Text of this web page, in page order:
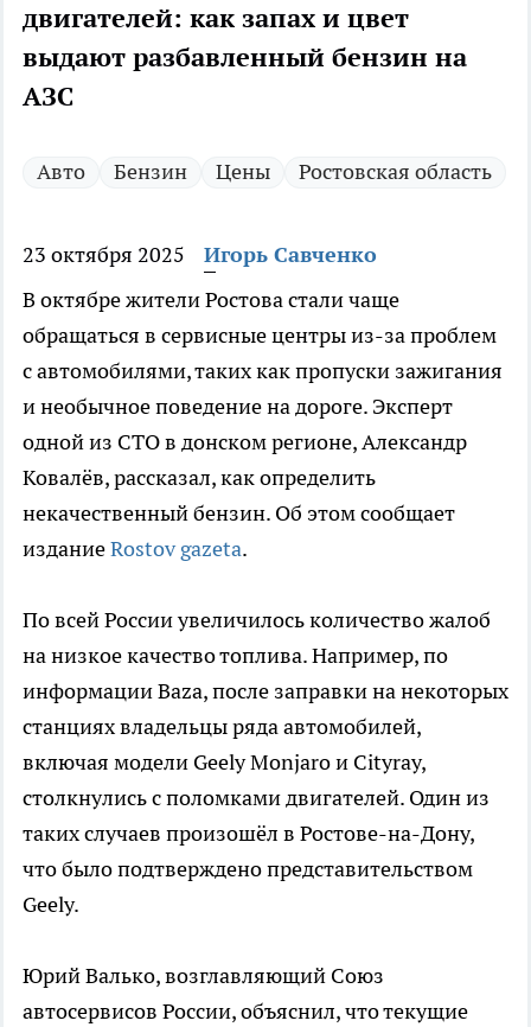
двигателей: как запах и цвет
выдают разбавленный бензин на
АЗС
Авто Бензин Цены Ростовская область
23 октября 2025
Игорь Савченко
В октябре жители Ростова стали чаще
обращаться в сервисные центры из-за проблем
с автомобилями, таких как пропуски зажигания
и необычное поведение на дороге. Эксперт
одной из СТО в донском регионе, Александр
Ковалёв, рассказал, как определить
некачественный бензин. Об этом сообщает
изданиеRostov gazeta.
По всей России увеличилось количество жалоб
на низкое качество топлива. Например, по
информации Baza, после заправки на некоторых
станциях владельцы ряда автомобилей,
включая модели Geely Monjaro и Cityray,
столкнулись с поломками двигателей. Один из
таких случаев произошёл в Ростове-на-Дону,
что было подтверждено представительством
Geely.
Юрий Валько, возглавляющий Союз
автосервисов России, объяснил, что текущие